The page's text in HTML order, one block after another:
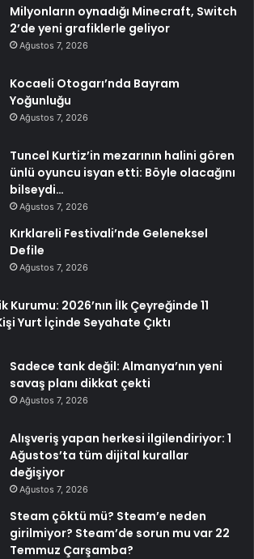
Milyonların oynadığı Minecraft, Switch
2’de yeni grafiklerle geliyor
Ağustos 7, 2026
Kocaeli Otogarı’nda Bayram
Yoğunluğu
Ağustos 7, 2026
Tuncel Kurtiz’in mezarının halini gören
ünlü oyuncu isyan etti: Böyle olacağını
bilseydi…
Ağustos 7, 2026
Kırklareli Festivali’nde Geleneksel
Defile
Ağustos 7, 2026
2026’nın İlk Çeyreğinde 11
Yurt İçinde Seyahate Çıktı
Sadece tank değil: Almanya’nın yeni
savaş planı dikkat çekti
Ağustos 7, 2026
Alışveriş yapan herkesi ilgilendiriyor: 1
Ağustos’ta tüm dijital kurallar
değişiyor
Ağustos 7, 2026
Steam çöktü mü? Steam’e neden
girilmiyor? Steam’de sorun mu var 22
Temmuz Çarşamba?